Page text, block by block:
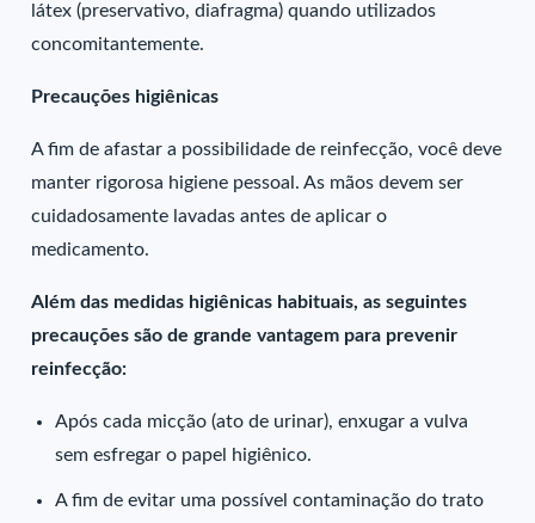
látex (preservativo, diafragma) quando utilizados
concomitantemente.
Precauções higiênicas
A fim de afastar a possibilidade de reinfecção, você deve
manter rigorosa higiene pessoal. As mãos devem ser
cuidadosamente lavadas antes de aplicar o
medicamento.
Além das medidas higiênicas habituais, as seguintes
precauções são de grande vantagem para prevenir
reinfecção:
Após cada micção (ato de urinar), enxugar a vulva
sem esfregar o papel higiênico.
A fim de evitar uma possível contaminação do trato